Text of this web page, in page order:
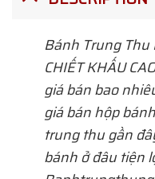
Bánh Trung Thu
CHIẾT KHẤU
giá bán bao
giá bán hộp
trung thu gần
bánh ở đâu tiện